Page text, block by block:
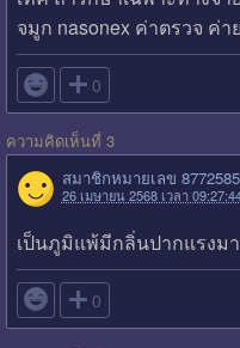
จมูก nasonex ค่าตรวจ ค่
 0
ความคิดเห็นที่ 3
สมาชิกหมายเลข 8772585
26 เมษายน 2568 เวลา
เป็นภูมิแพ้มีกลิ่นปากแรงม
 0